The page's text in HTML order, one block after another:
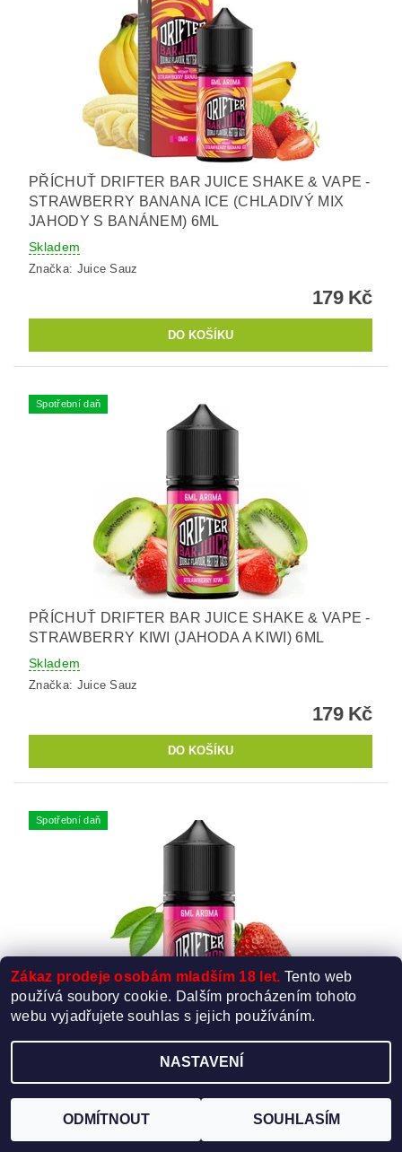
PŘÍCHUŤ DRIFTER BAR JUICE SHAKE & VAPE -
STRAWBERRY BANANA ICE (CHLADIVÝ MIX
JAHODY S BANÁNEM) 6ML
Skladem
Značka: Juice Sauz
179 Kč
Spotřební daň
PŘÍCHUŤ DRIFTER BAR JUICE SHAKE & VAPE -
STRAWBERRY KIWI (JAHODA A KIWI) 6ML
Skladem
Značka: Juice Sauz
179 Kč
Spotřební daň
STRAWBERRY RASPBERRY CHERRY (MIX
Skladem
Značka:Juice Sauz
Zákaz prodeje osobám mladším 18 let. Tento web
používá soubory cookie. Dalším procházením tohoto
webu vyjadřujete souhlas s jejich používáním.
NASTAVENÍ
ODMÍTNOUT SOUHLASÍM